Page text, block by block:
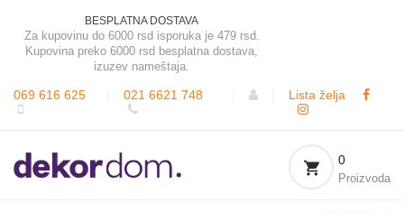
BESPLATNA DOSTAVA
Za kupovinu do 6000 rsd isporuka je 479 rsd.
Kupovina preko 6000 rsd besplatna dostava,
izuzev nameštaja.
069 616 625 021 6621 748 Lista želja
0
Proizvoda